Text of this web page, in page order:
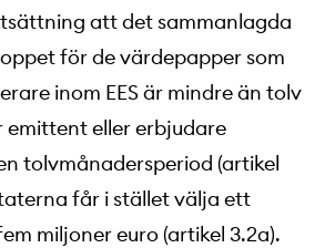
att det sammanlagda
för de värdepapper som
inom EES är mindre än tolv
emittent eller erbjudare
tolvmånadersperiod (artikel
får i stället välja ett
miljoner euro (artikel 3.2a).